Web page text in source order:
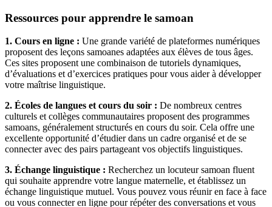
Ressources pour apprendre le samoan
1. Cours en ligne : Une grande variété de plateformes numériques
proposent des leçons samoanes adaptées aux élèves de tous âges.
Ces sites proposent une combinaison de tutoriels dynamiques,
d’évaluations et d’exercices pratiques pour vous aider à développer
votre maîtrise linguistique.
2. Écoles de langues et cours du soir : De nombreux centres
culturels et collèges communautaires proposent des programmes
samoans, généralement structurés en cours du soir. Cela offre une
excellente opportunité d’étudier dans un cadre organisé et de se
connecter avec des pairs partageant vos objectifs linguistiques.
3. Échange linguistique : Recherchez un locuteur samoan fluent
qui souhaite apprendre votre langue maternelle, et établissez un
échange linguistique mutuel. Vous pouvez vous réunir en face à face
ou vous connecter en ligne pour répéter des conversations et vous